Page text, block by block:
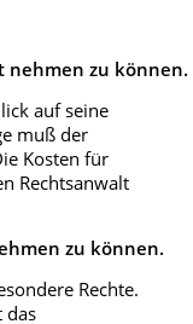
nehmen zu können.
auf seine
muß der
Kosten für
Rechtsanwalt
zu können.
Rechte.
das